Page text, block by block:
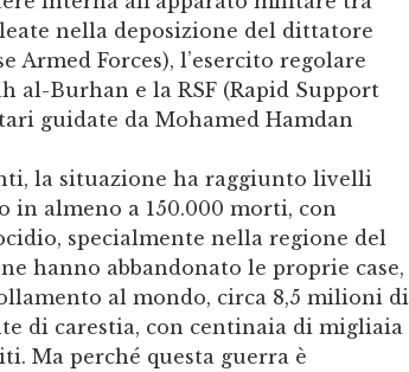
nella deposizione del dittatore
Armed Forces), l’esercito regolare
al-Burhan e la RSF (Rapid Support
guidate da Mohamed Hamdan
la situazione ha raggiunto livelli
almeno a 150.000 morti, con
specialmente nella regione del
hanno abbandonato le proprie case,
al mondo, circa 8,5 milioni di
di carestia, con centinaia di migliaia
Ma perché questa guerra è